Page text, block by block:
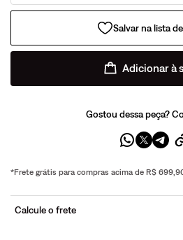
Adicionar à
Gostou dessa peça?
*Frete grátis para compras acima de R$
Calcule o frete